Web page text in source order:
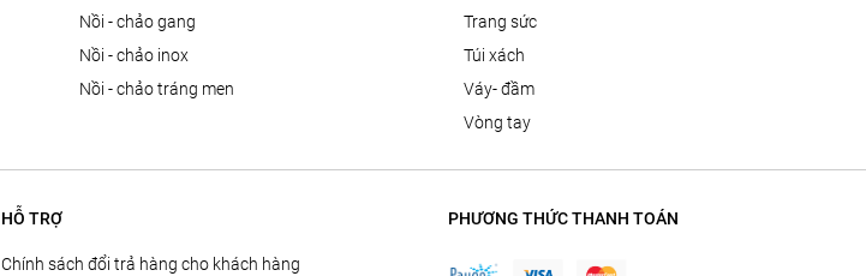
nồi - chảo gang
nồi - chảo inox
nồi - chảo tráng men
trang sức
túi xách
váy- đầm
vòng tay
HỖ TRỢ
Chính sách đổi trả hàng cho khách hàng
PHƯƠNG THỨC THANH TOÁN